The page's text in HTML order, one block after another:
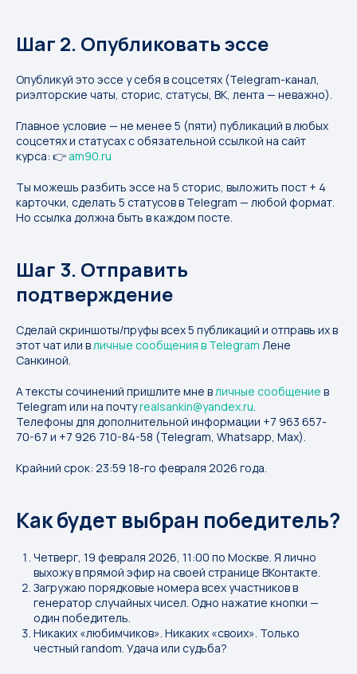
Шаг 2. Опубликовать эссе
Опубликуй это эссе у себя в соцсетях (Telegram-канал,
риэлторские чаты, сторис, статусы, ВК, лента — неважно).
Главное условие — не менее 5 (пяти) публикаций в любых
соцсетях и статусах с обязательной ссылкой на сайт
курса: 👉 am90.ru
Ты можешь разбить эссе на 5 сторис, выложить пост + 4
карточки, сделать 5 статусов в Telegram — любой формат.
Но ссылка должна быть в каждом посте.
Шаг 3. Отправить
подтверждение
Сделай скриншоты/пруфы всех 5 публикаций и отправь их в
этот чат или вличные сообщения в Telegram Лене
Санкиной.
А тексты сочинений пришлите мне вличные сообщение в
Telegram или на почтуrealsankin@yandex.ru.
Телефоны для дополнительной информации +7 963 657-
70-67 и +7 926 710-84-58 (Telegram, Whatsapp, Max).
Крайний срок: 23:59 18-го февраля 2026 года.
Как будет выбран победитель?
Четверг, 19 февраля 2026, 11:00 по Москве. Я лично
выхожу в прямой эфир на своей странице ВКонтакте.
Загружаю порядковые номера всех участников в
генератор случайных чисел. Одно нажатие кнопки —
один победитель.
Никаких «любимчиков». Никаких «своих». Только
честный random. Удача или судьба?